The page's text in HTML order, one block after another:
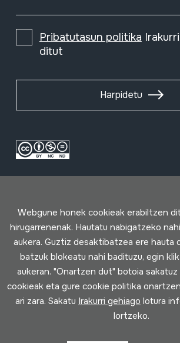
Pribatutasun politika
ditut
Harpidetu
Erabilpen baldintzak Pribatutasun politika
Webgune honek cookieak erabiltzen
hirugarrenenak. Hautatu nabigatzeko
aukera. Guztiz desaktibatzea ere hauta
batzuk blokeatu nahi badituzu, egin
aukeran. "Onartzen dut" botoia
cookieak eta gure cookie politika
ari zara. Sakatu Irakurri gehiago lotura
lortzeko.